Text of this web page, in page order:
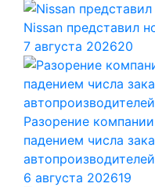
Nissan представил
7 августа 202620
Разорение
падением числа
автопроизводителей
6 августа 202619